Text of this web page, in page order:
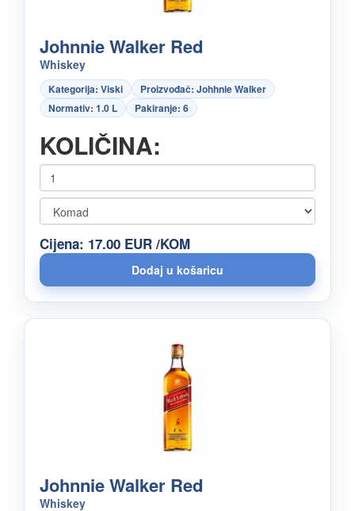
Johnnie Walker Red
Whiskey
Kategorija: Viski
Proizvođač: Johhnie Walker
Normativ: 1.0 L
Pakiranje: 6
KOLIČINA:
Cijena: 17.00 EUR /KOM
Johnnie Walker Red
Whiskey